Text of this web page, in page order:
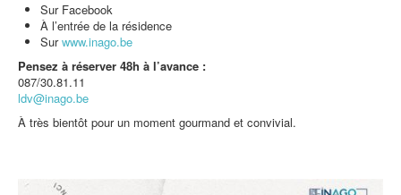
Sur Facebook
À l’entrée de la résidence
Surwww.inago.be
Pensez à réserver 48h à l’avance :
087/30.81.11
ldv@inago.be
À très bientôt pour un moment gourmand et convivial.